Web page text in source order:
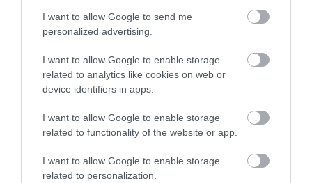
I want to allow Google to send me
personalized advertising.
I want to allow Google to enable storage
related to analytics like cookies on web or
device identifiers in apps.
I want to allow Google to enable storage
related to functionality of the website or app.
I want to allow Google to enable storage
related to personalization.
INFLÁCIÓ MAGYARORSZÁGON
2026. augusztus 07 Mindenki ügye
MINDHÁROM ÜTEMBEN DOLGOZNAK A 25-
ÖS FŐÚTON EGERBEN
2026. augusztus 07|Eger ügye